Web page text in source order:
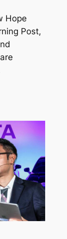
Hope
Post,